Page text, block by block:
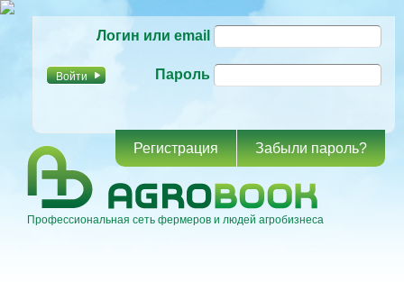
основному
Логин или email
Пароль
Регистрация Забыли пароль?
Профессиональная сеть фермеров и людей агробизнеса